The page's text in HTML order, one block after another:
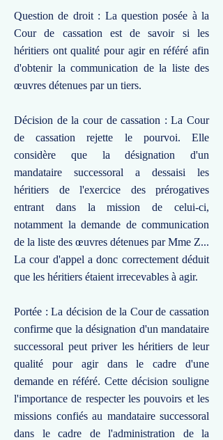
Question de droit : La question posée à la
Cour de cassation est de savoir si les
héritiers ont qualité pour agir en référé afin
d'obtenir la communication de la liste des
œuvres détenues par un tiers.
Décision de la cour de cassation : La Cour
de cassation rejette le pourvoi. Elle
considère que la désignation d'un
mandataire successoral a dessaisi les
héritiers de l'exercice des prérogatives
entrant dans la mission de celui-ci,
notamment la demande de communication
de la liste des œuvres détenues par Mme Z...
La cour d'appel a donc correctement déduit
que les héritiers étaient irrecevables à agir.
Portée : La décision de la Cour de cassation
confirme que la désignation d'un mandataire
successoral peut priver les héritiers de leur
qualité pour agir dans le cadre d'une
demande en référé. Cette décision souligne
l'importance de respecter les pouvoirs et les
missions confiés au mandataire successoral
dans le cadre de l'administration de la